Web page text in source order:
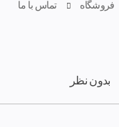
فروشگاه
تماس با ما
بدون نظر